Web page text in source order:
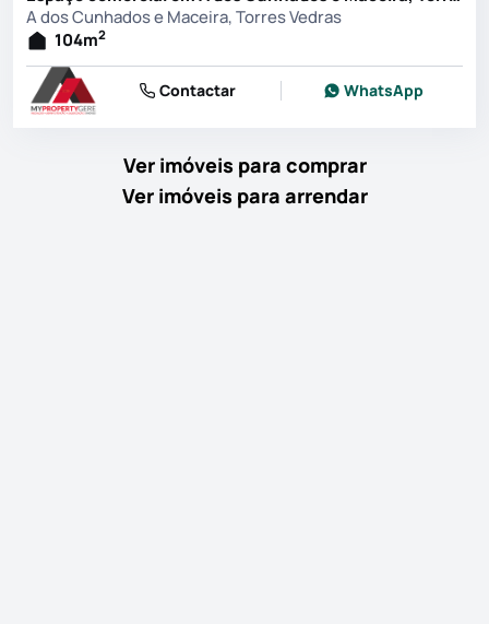
A dos Cunhados e Maceira, Torres Vedras
104m2
Contactar WhatsApp
Ver imóveis para comprar
Ver imóveis para arrendar